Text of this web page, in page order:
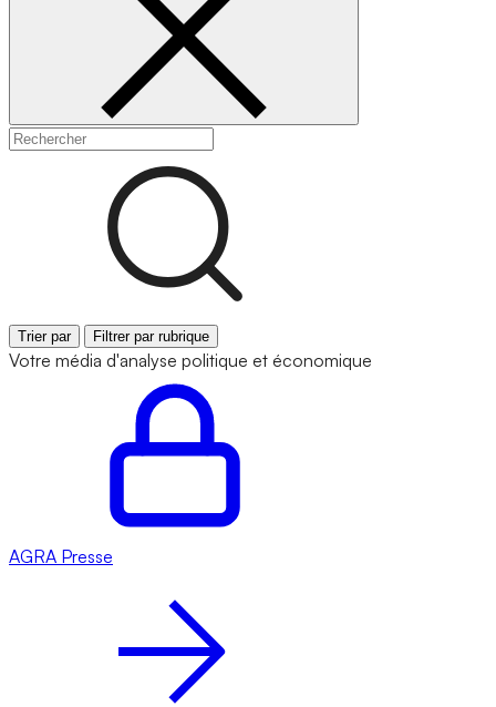
Trier par Filtrer par rubrique
Votre média d'analyse politique et économique
AGRA Presse